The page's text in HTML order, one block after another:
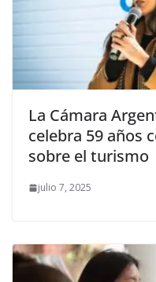
La Cámara
celebra 59 años
sobre el turismo
julio 7, 2025